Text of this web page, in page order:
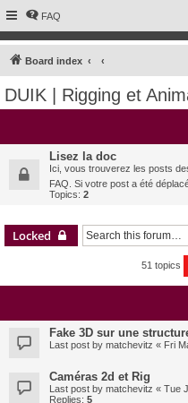
FAQ
Board index
DUIK | Rigging et
Lisez la doc
Ici, vous trouverez les posts
FAQ. Si votre post a été
Topics: 2
Locked
51 topics
Fake 3D sur une
Last post by matchevitz « Fri
Caméras 2d et Rig
Last post by matchevitz « Tue
Replies: 5